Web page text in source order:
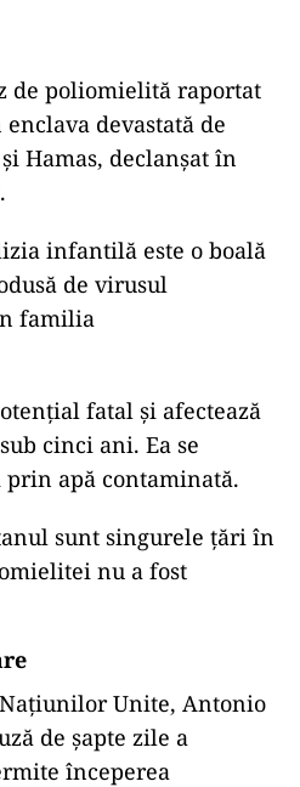
de poliomielită raportat
devastată de
Hamas, declanșat în
infantilă este o boală
de virusul
familia
fatal și afectează
cinci ani. Ea se
prin apă contaminată.
sunt singurele țări în
nu a fost
Unite, Antonio
de șapte zile a
începerea